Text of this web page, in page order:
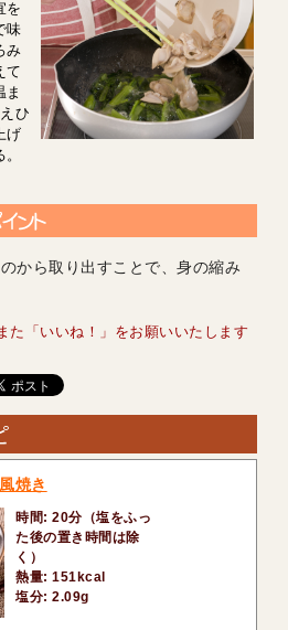
を
味
み
て
ま
ひ
げ
から取り出すことで、身の縮み
た「いいね！」をお願いいたします
焼き
時間: 20分（塩をふっ
た後の置き時間は除
く）
熱量: 151kcal
塩分: 2.09g